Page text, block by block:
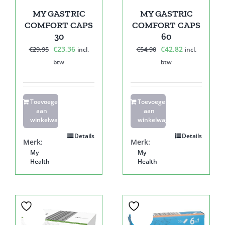
MY GASTRIC
COMFORT CAPS
30
€29,95 Oorspronkelijke
prijs
€29,95.
€23,36Huidige
€23,36.
incl.
btw
Toevoegen
aan
winkelwagen
Details
Merk:
My
Health
MY GASTRIC
COMFORT CAPS
60
€54,90 Oorspronkelijke
prijs
€54,90.
€42,82Huidige
€42,82.
incl.
btw
Toevoegen
aan
winkelwagen
Details
Merk:
My
Health